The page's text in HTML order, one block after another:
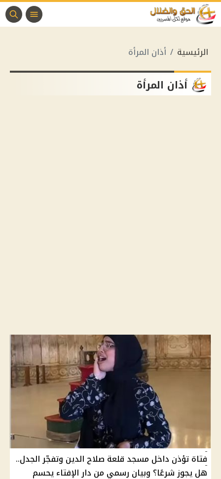
الرئيسية أذان المرأة
أذان المرأة
فتاة تؤذن داخل مسجد قلعة صلاح الدين وتفجّر الجدل..
هل يجوز شرعًا؟ وبيان رسمي من دار الإفتاء يحسم